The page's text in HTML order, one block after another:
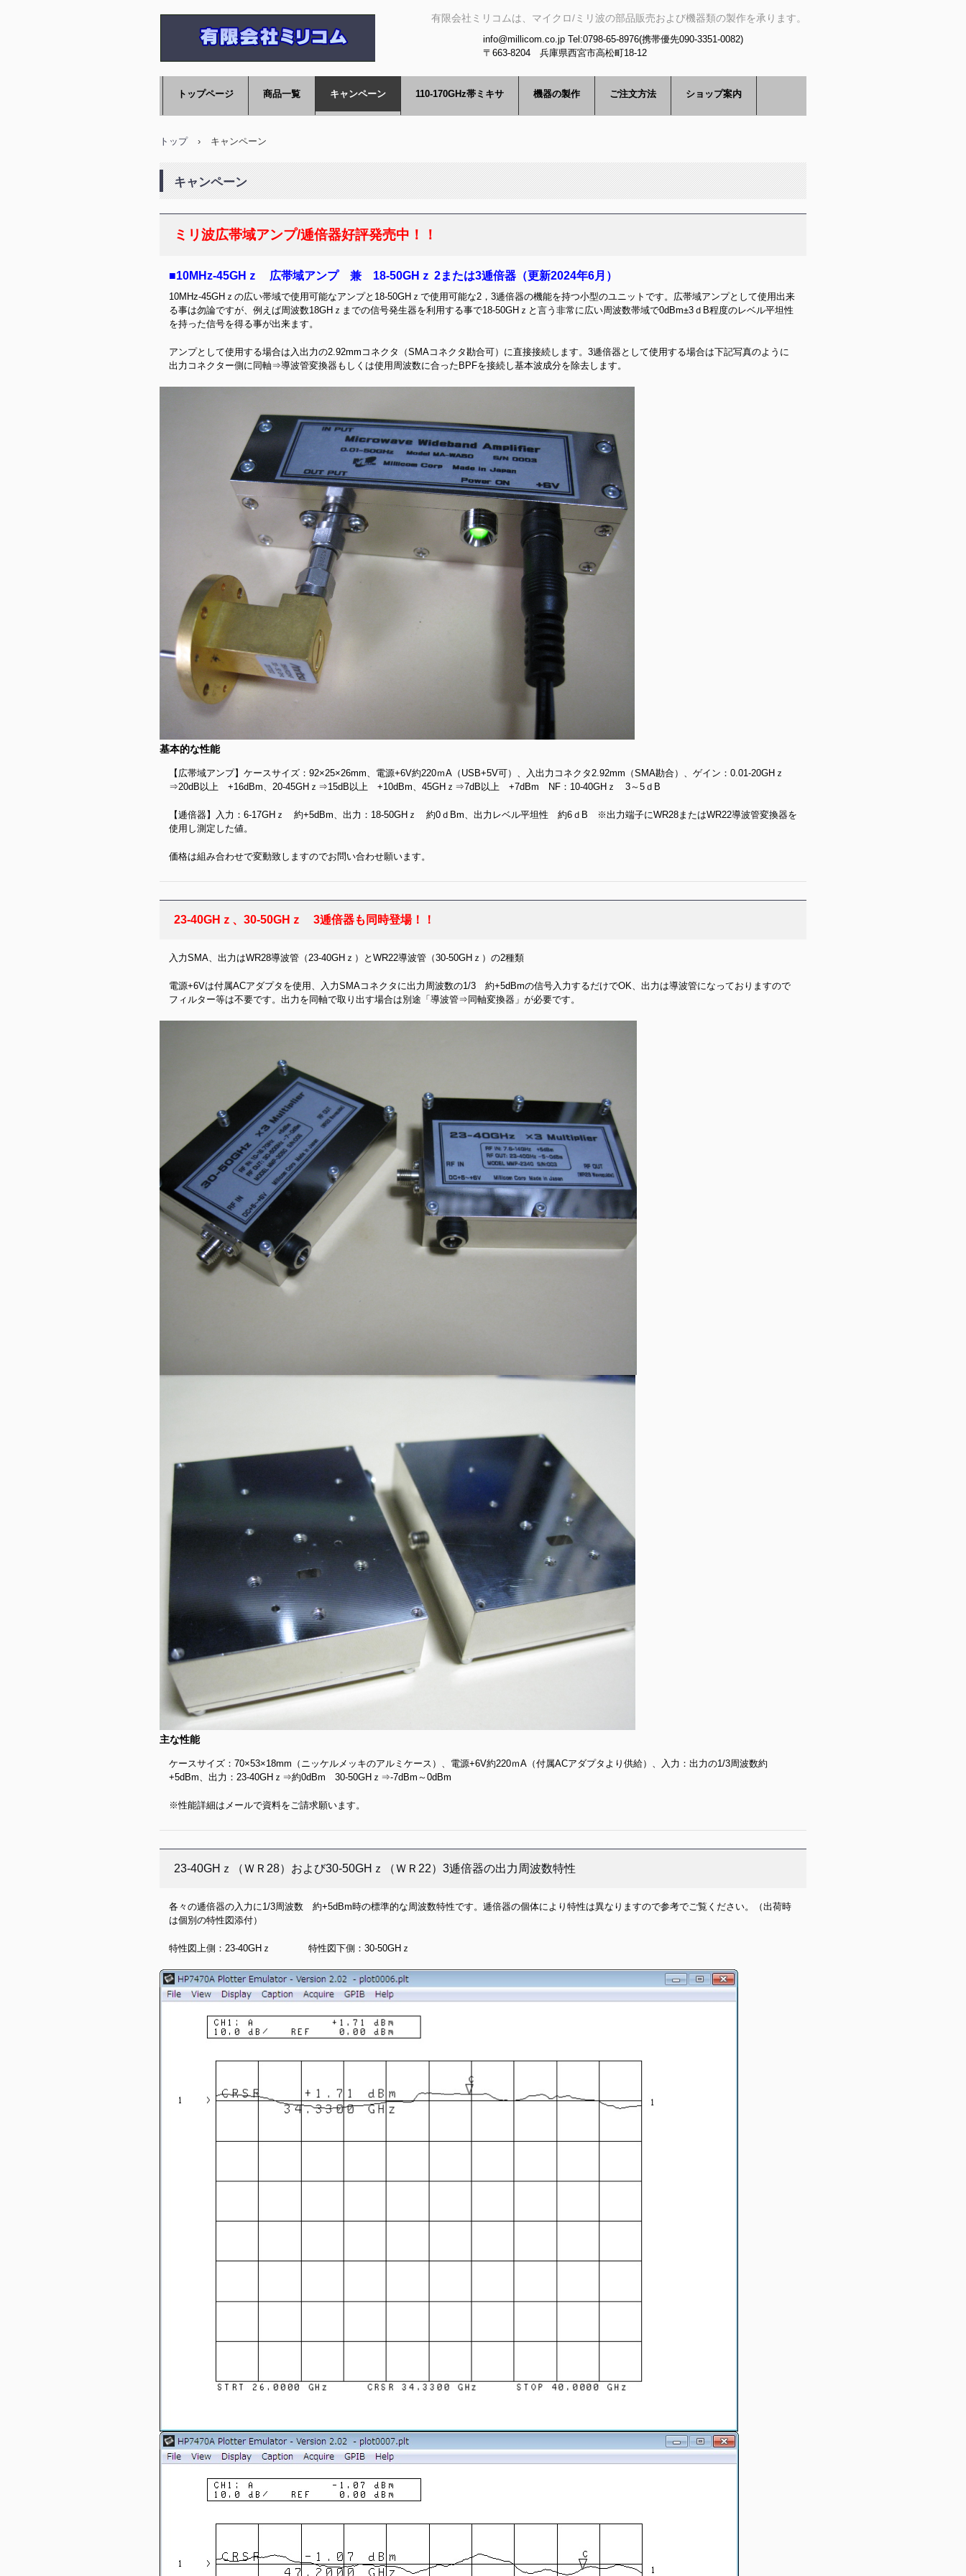
マイクロ波、ミリ波、GHｚ、導波
管部品のミリコム
有限会社ミリコムは、マイクロ/ミリ波の部品販売および機器類の製作を承ります。
info@millicom.co.jp Tel:0798-65-8976(携帯優先090-3351-0082)
〒663-8204 兵庫県西宮市高松町18-12
トップページ 商品一覧 キャンペーン 110-170GHz帯ミキサ 機器の製作 ご注文方法 ショップ案内
トップ › キャンペーン
キャンペーン
ミリ波広帯域アンプ/逓倍器好評発売中！！
■10MHz-45GHｚ 広帯域アンプ 兼 18-50GHｚ 2または3逓倍器（更新2024年6月）
10MHz-45GHｚの広い帯域で使用可能なアンプと18-50GHｚで使用可能な2，3逓倍器の機能を持つ小型のユニットです。広帯域アンプとして使用出来
る事は勿論ですが、例えば周波数18GHｚまでの信号発生器を利用する事で18-50GHｚと言う非常に広い周波数帯域で0dBm±3ｄB程度のレベル平坦性
を持った信号を得る事が出来ます。
アンプとして使用する場合は入出力の2.92mmコネクタ（SMAコネクタ勘合可）に直接接続します。3逓倍器として使用する場合は下記写真のように
出力コネクター側に同軸⇒導波管変換器もしくは使用周波数に合ったBPFを接続し基本波成分を除去します。
基本的な性能
【広帯域アンプ】ケースサイズ：92×25×26mm、電源+6V約220ｍA（USB+5V可）、入出力コネクタ2.92mm（SMA勘合）、ゲイン：0.01-20GHｚ
⇒20dB以上 +16dBm、20-45GHｚ⇒15dB以上 +10dBm、45GHｚ⇒7dB以上 +7dBm NF：10-40GHｚ 3～5ｄB
【逓倍器】入力：6-17GHｚ 約+5dBm、出力：18-50GHｚ 約0ｄBm、出力レベル平坦性 約6ｄB ※出力端子にWR28またはWR22導波管変換器を
使用し測定した値。
価格は組み合わせで変動致しますのでお問い合わせ願います。
23-40GHｚ、30-50GHｚ 3逓倍器も同時登場！！
入力SMA、出力はWR28導波管（23-40GHｚ）とWR22導波管（30-50GHｚ）の2種類
電源+6Vは付属ACアダプタを使用、入力SMAコネクタに出力周波数の1/3 約+5dBmの信号入力するだけでOK、出力は導波管になっておりますので
フィルター等は不要です。出力を同軸で取り出す場合は別途「導波管⇒同軸変換器」が必要です。
主な性能
ケースサイズ：70×53×18mm（ニッケルメッキのアルミケース）、電源+6V約220ｍA（付属ACアダプタより供給）、入力：出力の1/3周波数約
+5dBm、出力：23-40GHｚ⇒約0dBm 30-50GHｚ⇒-7dBm～0dBm
※性能詳細はメールで資料をご請求願います。
23-40GHｚ（ＷＲ28）および30-50GHｚ（ＷＲ22）3逓倍器の出力周波数特性
各々の逓倍器の入力に1/3周波数 約+5dBm時の標準的な周波数特性です。逓倍器の個体により特性は異なりますので参考でご覧ください。（出荷時
は個別の特性図添付）
特性図上側：23-40GHｚ 特性図下側：30-50GHｚ